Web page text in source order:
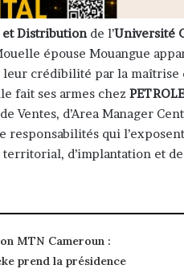
et Distributionde l’Université
épouse Mouangue
leur crédibilité par la maîtrise
fait ses armes chez
Ventes, d’Area Manager
responsabilités qui
d’implantation et
MTN Cameroun :
prend la présidence